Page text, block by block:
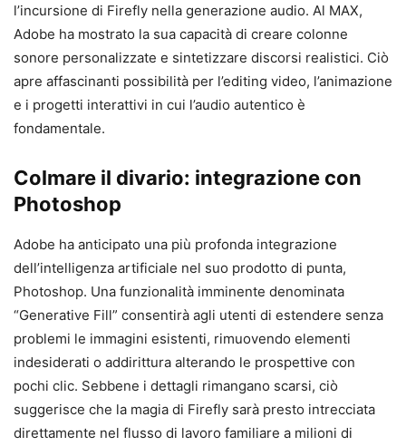
l’incursione di Firefly nella generazione audio. Al MAX,
Adobe ha mostrato la sua capacità di creare colonne
sonore personalizzate e sintetizzare discorsi realistici. Ciò
apre affascinanti possibilità per l’editing video, l’animazione
e i progetti interattivi in ​​cui l’audio autentico è
fondamentale.
Colmare il divario: integrazione con
Photoshop
Adobe ha anticipato una più profonda integrazione
dell’intelligenza artificiale nel suo prodotto di punta,
Photoshop. Una funzionalità imminente denominata
“Generative Fill” consentirà agli utenti di estendere senza
problemi le immagini esistenti, rimuovendo elementi
indesiderati o addirittura alterando le prospettive con
pochi clic. Sebbene i dettagli rimangano scarsi, ciò
suggerisce che la magia di Firefly sarà presto intrecciata
direttamente nel flusso di lavoro familiare a milioni di